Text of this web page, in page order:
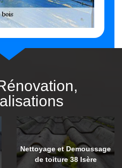
Nettoyage et Demoussage
de toiture 38 Isère